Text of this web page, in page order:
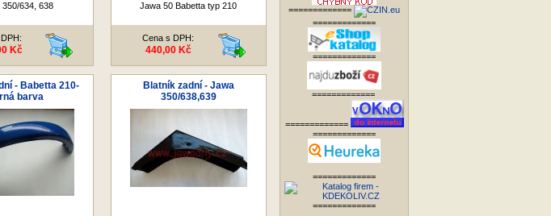
350/634, 638
Kč
Jawa 50 Babetta typ 210
Cena s DPH:
440,00 Kč
- Babetta 210-
barva
Blatník zadní - Jawa
350/638,639
=============
=============
=============
=============
=============
=============
=============
=============